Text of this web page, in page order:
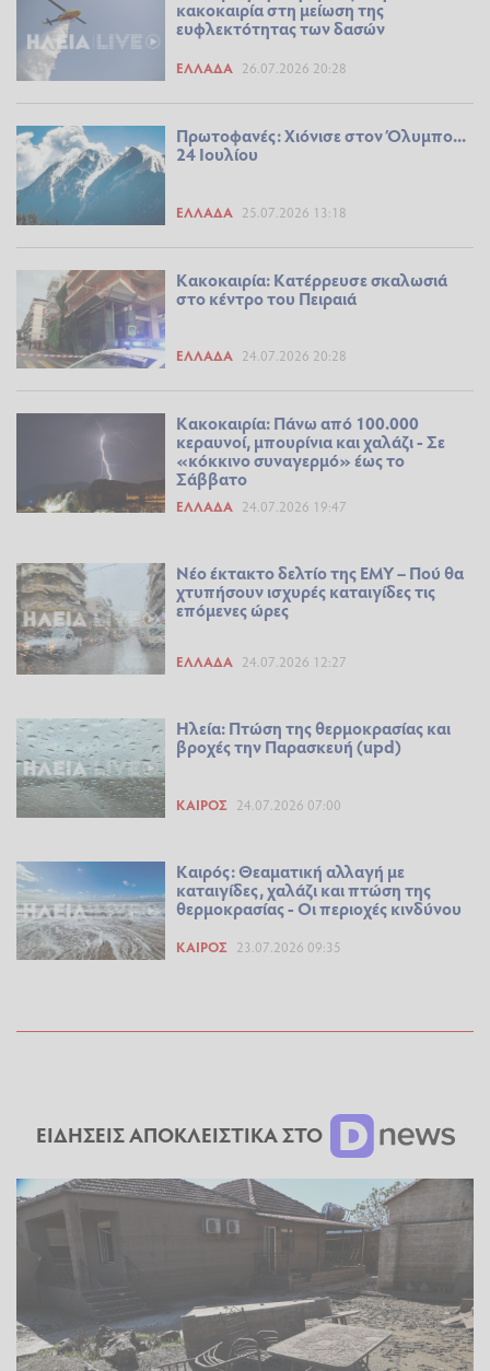
κακοκαιρία στη μείωση της
ευφλεκτότητας των δασών
ΕΛΛΆΔΑ 26.07.2026 20:28
Πρωτοφανές: Χιόνισε στον Όλυμπο...
24 Ιουλίου
ΕΛΛΆΔΑ 25.07.2026 13:18
Κακοκαιρία: Κατέρρευσε σκαλωσιά
στο κέντρο του Πειραιά
ΕΛΛΆΔΑ 24.07.2026 20:28
Κακοκαιρία: Πάνω από 100.000
κεραυνοί, μπουρίνια και χαλάζι - Σε
«κόκκινο συναγερμό» έως το
Σάββατο
ΕΛΛΆΔΑ 24.07.2026 19:47
Νέο έκτακτο δελτίο της ΕΜΥ – Πού θα
χτυπήσουν ισχυρές καταιγίδες τις
επόμενες ώρες
ΕΛΛΆΔΑ 24.07.2026 12:27
Ηλεία: Πτώση της θερμοκρασίας και
βροχές την Παρασκευή (upd)
ΚΑΙΡΌΣ 24.07.2026 07:00
Καιρός: Θεαματική αλλαγή με
καταιγίδες, χαλάζι και πτώση της
θερμοκρασίας - Οι περιοχές κινδύνου
ΚΑΙΡΌΣ 23.07.2026 09:35
ΕΙΔΗΣΕΙΣ ΑΠΟΚΛΕΙΣΤΙΚΑ ΣΤΟ